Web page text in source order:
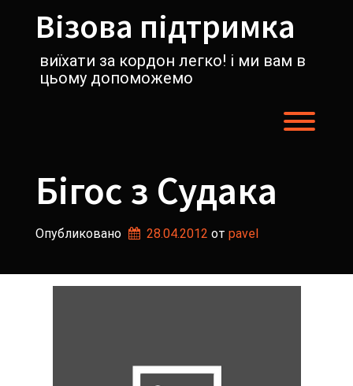
содержимомуВізова підтримка
виїхати за кордон легко! і ми вам в
цьому допоможемо
Бігос з Судака
Опубликовано 28.04.2012 от pavel